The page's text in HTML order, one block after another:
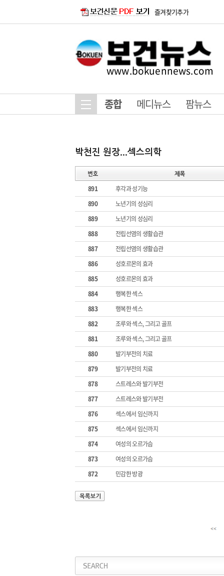
즐겨찾기추가
www.bokuennews.com
종합 메디뉴스 팜뉴스
891
후각과 성기능
890
노년기의 성심리
889
노년기의 성심리
888
전립선염의 생활습관
887
전립선염의 생활습관
886
성호르몬의 효과
885
성호르몬의 효과
884
행복한 섹스
883
행복한 섹스
882
조루와 섹스, 그리고 골프
881
조루와 섹스, 그리고 골프
880
발기부전의 치료
879
발기부전의 치료
878
스트레스와 발기부전
877
스트레스와 발기부전
876
섹스에서 임신까지
875
섹스에서 임신까지
874
여성의 오르가슴
873
여성의 오르가슴
872
민감한 방광